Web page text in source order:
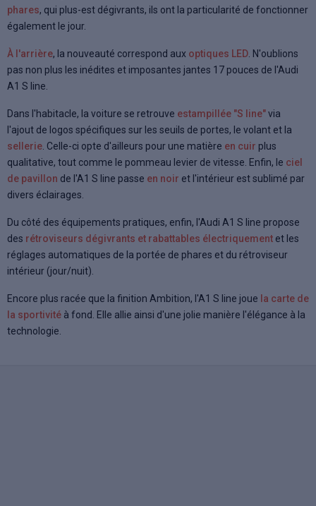
phares, qui plus-est dégivrants, ils ont la particularité de fonctionner
également le jour.
À l'arrière, la nouveauté correspond aux optiques LED . N'oublions
pas non plus les inédites et imposantes jantes 17 pouces de l'Audi
A1 S line.
Dans l'habitacle, la voiture se retrouve estampillée "S line"via
l'ajout de logos spécifiques sur les seuils de portes, le volant et la
sellerie . Celle-ci opte d'ailleurs pour une matière en cuir plus
qualitative, tout comme le pommeau levier de vitesse. Enfin, le ciel
de pavillon de l'A1 S line passe en noir et l'intérieur est sublimé par
divers éclairages.
Du côté des équipements pratiques, enfin, l'Audi A1 S line propose
des rétroviseurs dégivrants et rabattables électriquement et les
réglages automatiques de la portée de phares et du rétroviseur
intérieur (jour/nuit).
Encore plus racée que la finition Ambition, l'A1 S line joue la carte de
la sportivité à fond. Elle allie ainsi d'une jolie manière l'élégance à la
technologie.